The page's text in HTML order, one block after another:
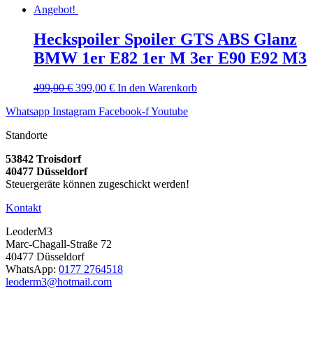
Angebot!
Heckspoiler Spoiler GTS ABS Glanz
BMW 1er E82 1er M 3er E90 E92 M3
499,00€ Ursprünglicher
war:
399,00 €Aktueller
ist:
In den Warenkorb
Whatsapp Instagram Facebook-fYoutube
Standorte
53842 Troisdorf
40477 Düsseldorf
Steuergeräte können zugeschickt werden!
Kontakt
LeoderM3
Marc-Chagall-Straße 72
40477 Düsseldorf
WhatsApp: 0177 2764518
leoderm3@hotmail.com